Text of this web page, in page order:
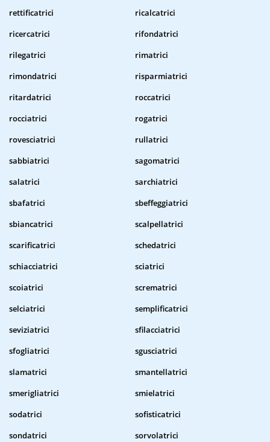
rettificatrici
ricalcatrici
ricercatrici
rifondatrici
rilegatrici
rimatrici
rimondatrici
risparmiatrici
ritardatrici
roccatrici
rocciatrici
rogatrici
rovesciatrici
rullatrici
sabbiatrici
sagomatrici
salatrici
sarchiatrici
sbafatrici
sbeffeggiatrici
sbiancatrici
scalpellatrici
scarificatrici
schedatrici
schiacciatrici
sciatrici
scoiatrici
scrematrici
selciatrici
semplificatrici
seviziatrici
sfilacciatrici
sfogliatrici
sgusciatrici
slamatrici
smantellatrici
smerigliatrici
smielatrici
sodatrici
sofisticatrici
sondatrici
sorvolatrici